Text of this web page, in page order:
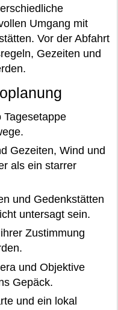
Umgang mit
Vor der Abfahrt
Gezeiten und
Tagesetappe
Gezeiten, Wind und
als ein starrer
und Gedenkstätten
untersagt sein.
Zustimmung
und Objektive
Gepäck.
und ein lokal